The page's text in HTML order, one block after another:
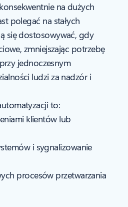
na dużych
polegać na stałych
się dostosowywać, gdy
zmniejszając potrzebę
jednoczesnym
ludzi za nadzór i
to:
klientów lub
i sygnalizowanie
procesów przetwarzania